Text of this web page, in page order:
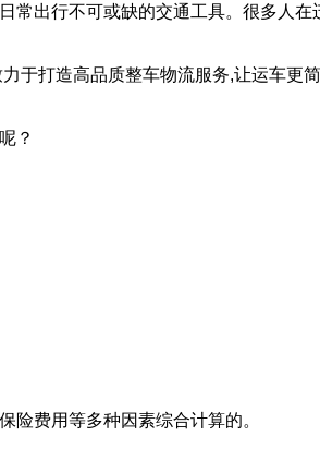
常出行不可或缺的交通工具。很多人
于打造高品质整车物流服务,让运车
？
险费用等多种因素综合计算的。